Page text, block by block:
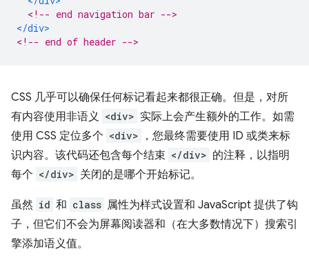
<!-- end navigation bar -->
</div>
<!-- end of header -->
CSS 几乎可以确保任何标记看起来都很正确。但是，对所
有内容使用非语义 <div> 实际上会产生额外的工作。如需
使用 CSS 定位多个 <div>
，您最终需要使用 ID 或类来标
识内容。该代码还包含每个结束 </div> 的注释，以指明
每个 </div> 关闭的是哪个开始标记。
虽然 id 和 class 属性为样式设置和 JavaScript 提供了钩
子，但它们不会为屏幕阅读器和（在大多数情况下）搜索引
擎添加语义值。